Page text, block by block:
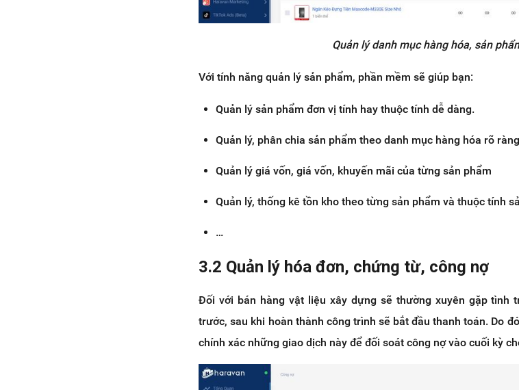
Quản lý danh mục hàng hóa, sản
Với tính năng quản lý sản phẩm, phần mềm sẽ giúp bạn:
Quản lý sản phẩm đơn vị tính hay thuộc tính dễ dàng.
Quản lý, phân chia sản phẩm theo danh mục hàng hóa rõ
Quản lý giá vốn, giá vốn, khuyến mãi của từng sản phẩm
Quản lý, thống kê tồn kho theo từng sản phẩm và thuộc tính
…
3.2 Quản lý hóa đơn, chứng từ, công nợ
Đối với bán hàng vật liệu xây dựng sẽ thường xuyên gặp tình
trước, sau khi hoàn thành công trình sẽ bắt đầu thanh toán. Do
chính xác những giao dịch này để đối soát công nợ vào cuối kỳ